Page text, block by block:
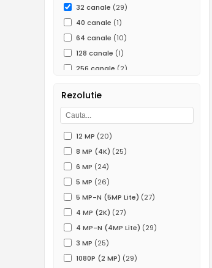
32 canale (29)
40 canale (1)
64 canale (10)
128 canale (1)
256 canale (2)
Rezolutie
12 MP (20)
8 MP (4K) (25)
6 MP (24)
5 MP (26)
5 MP-N (5MP Lite) (27)
4 MP (2K) (27)
4 MP-N (4MP Lite) (29)
3 MP (25)
1080P (2 MP) (29)